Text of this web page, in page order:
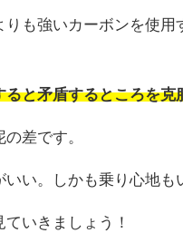
りも強いカーボンを使
ると矛盾するところを克
差です。
い。しかも乗り心地も
いきましょう！